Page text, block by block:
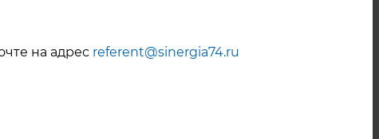
на адрес referent@sinergia74.ru